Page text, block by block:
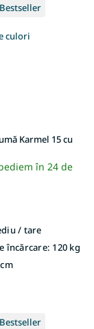
Bestseller
culori
Karmel 15 cu
în 24 de
/ tare
încărcare: 120 kg
Bestseller